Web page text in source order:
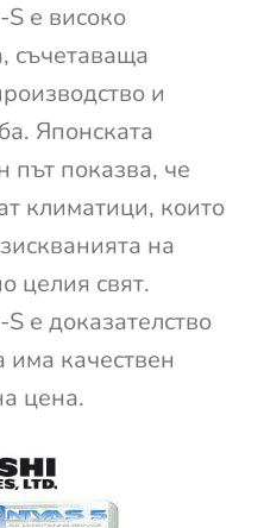
е високо
съчетаваща
и
Японската
път показва, че
климатици, които
на
целия свят.
е доказателство
има качествен
цена.